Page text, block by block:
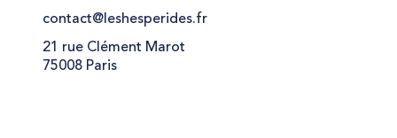
contact@leshesperides.fr
21 rue Clément Marot
75008 Paris